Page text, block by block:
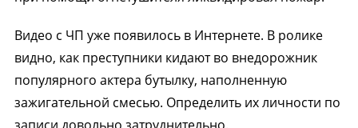
Видео с ЧП уже появилось в Интернете. В ролике
видно, как преступники кидают во внедорожник
популярного актера бутылку, наполненную
зажигательной смесью. Определить их личности по